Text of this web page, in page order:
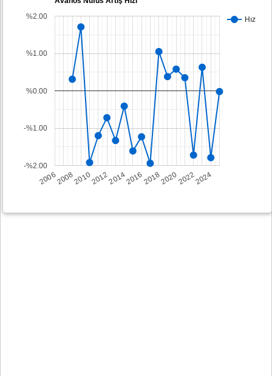
Hız
2006200820102012201420162018202020222024
-%2.00
-%1.00
%0.00
%1.00
%2.00